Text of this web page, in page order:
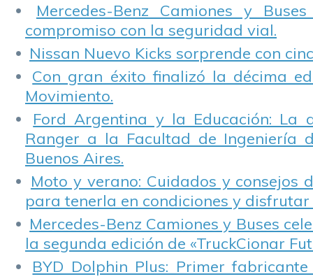
Mercedes-Benz Camiones y
compromiso con la seguridad vial.
Nissan Nuevo Kicks sorprende con
Con gran éxito finalizó la décima
Movimiento.
Ford Argentina y la Educación: La
Ranger a la Facultad de Ingeniería
Buenos Aires.
Moto y verano: Cuidados y consejos
para tenerla en condiciones y disfrutar
Mercedes-Benz Camiones y Buses
la segunda edición de «TruckCionar
BYD Dolphin Plus: Primer